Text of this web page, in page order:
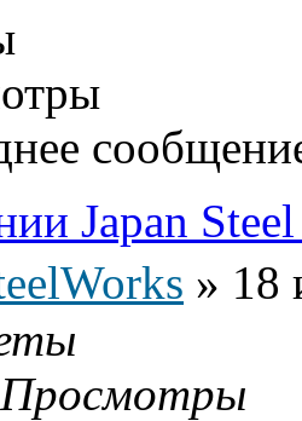
Japan
» 18
Просмотры